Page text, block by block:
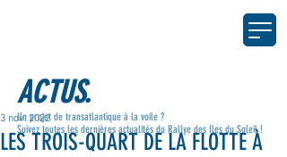
ACTUS.
LES TROIS-QUART DE LA FLOTTE À
3 nov. 2022
Un projet de transatlantique à la voile ?
Suivez toutes les dernières actualités du Rallye des Iles du Soleil !